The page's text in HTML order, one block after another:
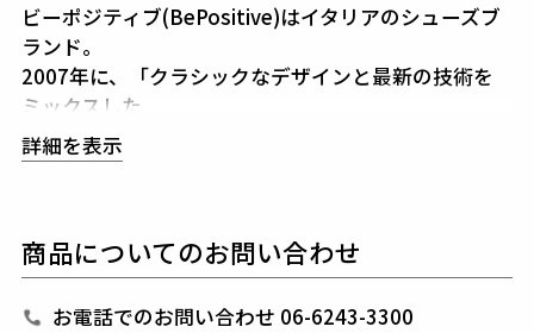
ビーポジティブ(BePositive)はイタリアのシューズブ
ランド。
2007年に、「クラシックなデザインと最新の技術を
ミックスした
コンテンポラリーなプロダクトを作る」というコンセ
プトでスタート。
常に新しい何かを探している人たちのニーズに合う
シューズを提供していくことを掲げています。
インフルエンシャルで圧倒的な歴史と
詳細を表示
商品についてのお問い合わせ
お電話でのお問い合わせ 06-6243-3300